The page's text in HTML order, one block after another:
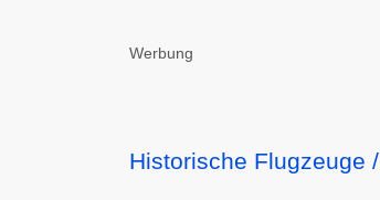
Werbung
Historische Flugzeuge